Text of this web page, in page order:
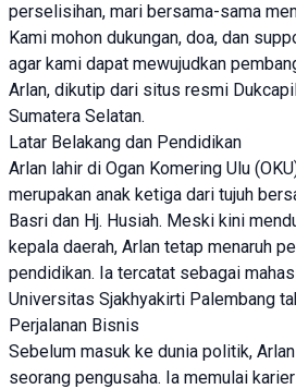
perselisihan, mari bersama-sama
Kami mohon dukungan, doa, dan
agar kami dapat mewujudkan
Arlan, dikutip dari situs resmi
Sumatera Selatan.
Latar Belakang dan Pendidikan
Arlan lahir di Ogan Komering Ulu
merupakan anak ketiga dari tujuh
Basri dan Hj. Husiah. Meski kini
kepala daerah, Arlan tetap menaruh
pendidikan. Ia tercatat sebagai
Universitas Sjakhyakirti Palembang
Perjalanan Bisnis
Sebelum masuk ke dunia politik,
seorang pengusaha. Ia memulai